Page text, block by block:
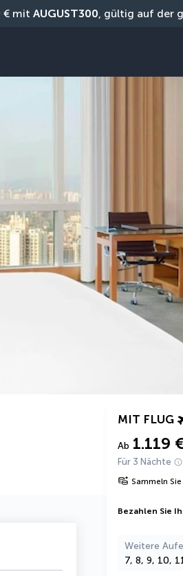
€ mit AUGUST300, gültig auf der
MIT FLUG
Ab 1.119 €
Für 3 Nächte
Sammeln Sie
Bezahlen Sie
Weitere
7, 8, 9, 10,